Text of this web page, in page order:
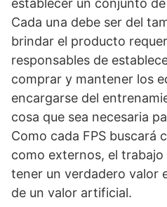
establecer un conjunto
Cada una debe ser del
brindar el producto
responsables de
comprar y mantener los
encargarse del
cosa que sea necesaria
Como cada FPS buscará
como externos, el trabajo
tener un verdadero valor
de un valor artificial.